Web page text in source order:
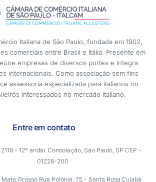
Italiana de São Paulo, fundada em 1902,
comerciais entre Brasil e Itália. Presente em
empresas de diversos portes e integra
internacionais. Como associação sem fins
assessoria especializada para italianos no
interessados no mercado italiano.
Entre em contato
- 12º andar Consolação, São Paulo, SP CEP -
01228-200
Grosso Rua Polônia, 75 - Santa Rosa,Cuiabá